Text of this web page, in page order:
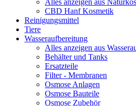
CBD Hanf Kosmetik
Reinigungsmittel
Tiere
Wasseraufbereitung
Alles anzeigen aus
Behälter und Tanks
Ersatzteile
Filter - Membranen
Osmose Anlagen
Osmose Bauteile
Osmose Zubehör